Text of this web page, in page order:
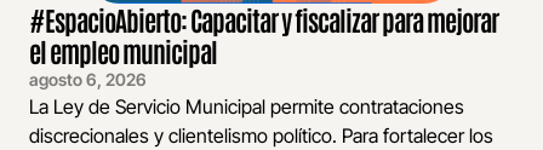
#EspacioAbierto: Capacitar y fiscalizar para mejorar
el empleo municipal
agosto 6, 2026
La Ley de Servicio Municipal permite contrataciones
discrecionales y clientelismo político. Para fortalecer los